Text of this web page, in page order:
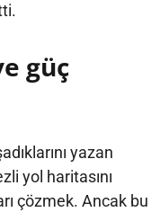
güç
yazan
yol haritasını
çözmek. Ancak bu